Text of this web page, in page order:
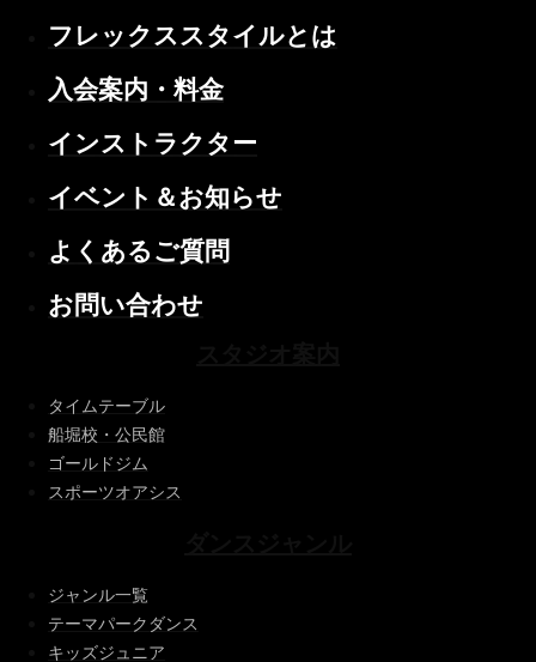
フレックススタイルとは
入会案内・料金
インストラクター
イベント＆お知らせ
よくあるご質問
お問い合わせ
タイムテーブル
船堀校・公民館
ゴールドジム
スポーツオアシス
ジャンル一覧
テーマパークダンス
キッズジュニア